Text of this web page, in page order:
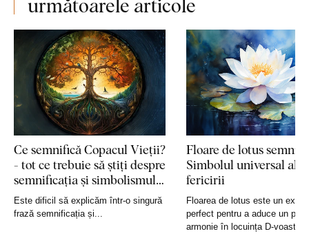
Ce semnifică Copacul Vieții?
- tot ce trebuie să știți despre
semnificația și simbolismul
acestuia
Este dificil să explicăm într-o singură
frază semnificația și...
Floare de lotus
Simbolul universal al
fericirii
Floarea de lotus este un
perfect pentru a aduce un
armonie în locuința D-voastră,